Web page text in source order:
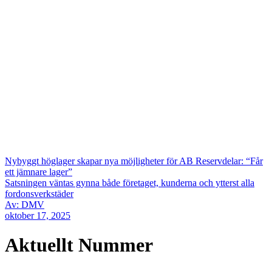
Nybyggt höglager skapar nya möjligheter för AB Reservdelar: “Får
ett jämnare lager”
Satsningen väntas gynna både företaget, kunderna och ytterst alla
fordonsverkstäder
Av: DMV
oktober 17, 2025
Aktuellt Nummer